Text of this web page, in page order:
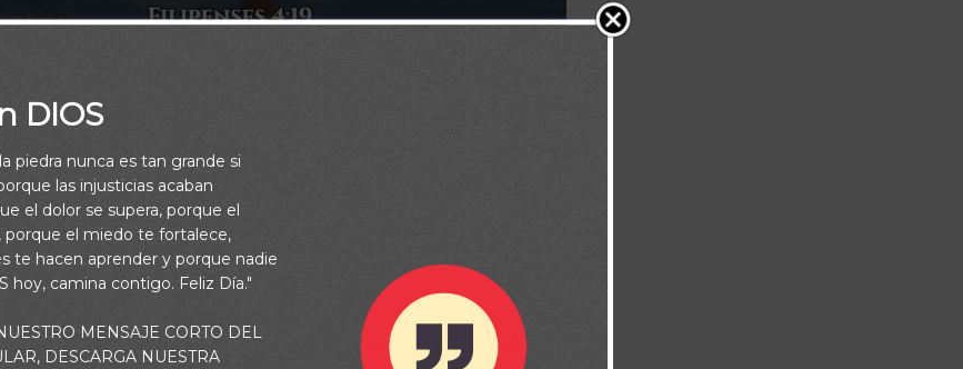
todo lo que os falta conforme a sus riquezas en gloria en Cristo
DIOS
piedra nunca es tan grande si
las injusticias acaban
el dolor se supera, porque el
porque el miedo te fortalece,
te hacen aprender y porque nadie
hoy, camina contigo. Feliz Día."
MENSAJE CORTO DEL
DESCARGA NUESTRA